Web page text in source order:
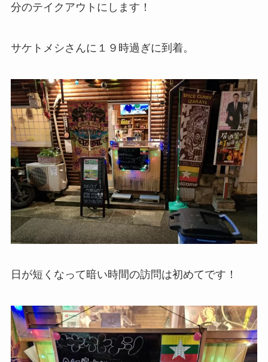
分のテイクアウトにします！
サケトメシさんに１９時過ぎに到着。
日が短くなって暗い時間の訪問は初めてです！